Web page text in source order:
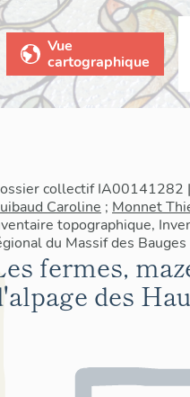
Vue
cartographique
collectif IA00141282
Caroline ; Monnet
topographique,
du Massif des Bauges
fermes,
des